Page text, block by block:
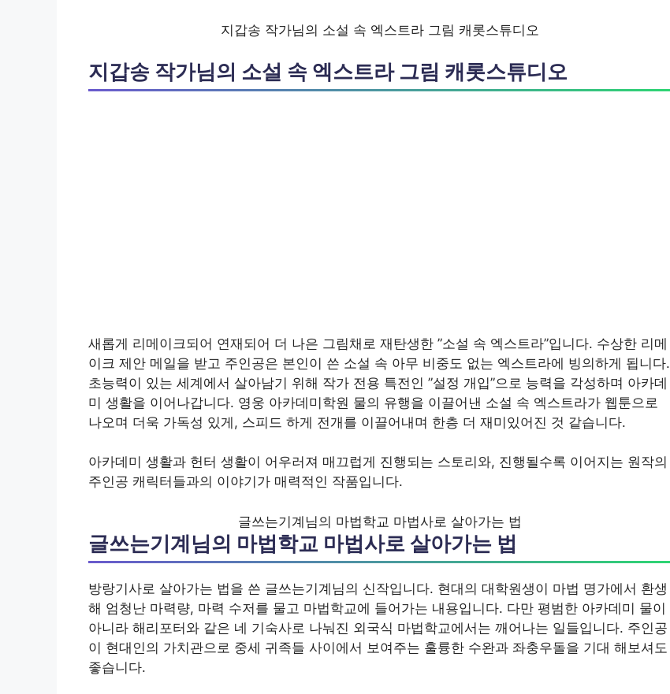
지갑송 작가님의 소설 속 엑스트라 그림 캐롯스튜디오
지갑송 작가님의 소설 속 엑스트라 그림 캐롯스튜디오
새롭게 리메이크되어 연재되어 더 나은 그림채로 재탄생한 ”소설 속 엑스트라”입니다. 수상한 리메
이크 제안 메일을 받고 주인공은 본인이 쓴 소설 속 아무 비중도 없는 엑스트라에 빙의하게 됩니다.
초능력이 있는 세계에서 살아남기 위해 작가 전용 특전인 ”설정 개입”으로 능력을 각성하며 아카데
미 생활을 이어나갑니다. 영웅 아카데미학원 물의 유행을 이끌어낸 소설 속 엑스트라가 웹툰으로
나오며 더욱 가독성 있게, 스피드 하게 전개를 이끌어내며 한층 더 재미있어진 것 같습니다.
아카데미 생활과 헌터 생활이 어우러져 매끄럽게 진행되는 스토리와, 진행될수록 이어지는 원작의
주인공 캐릭터들과의 이야기가 매력적인 작품입니다.
글쓰는기계님의 마법학교 마법사로 살아가는 법
글쓰는기계님의 마법학교 마법사로 살아가는 법
방랑기사로 살아가는 법을 쓴 글쓰는기계님의 신작입니다. 현대의 대학원생이 마법 명가에서 환생
해 엄청난 마력량, 마력 수저를 물고 마법학교에 들어가는 내용입니다. 다만 평범한 아카데미 물이
아니라 해리포터와 같은 네 기숙사로 나눠진 외국식 마법학교에서는 깨어나는 일들입니다. 주인공
이 현대인의 가치관으로 중세 귀족들 사이에서 보여주는 훌륭한 수완과 좌충우돌을 기대 해보셔도
좋습니다.